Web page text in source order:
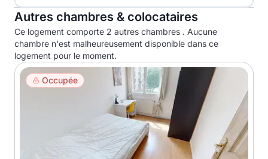
Autres chambres & colocataires
Ce logement comporte 2 autres chambres . Aucune
chambre n'est malheureusement disponible dans ce
logement pour le moment.
Occupée